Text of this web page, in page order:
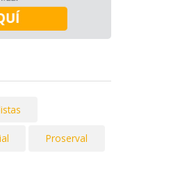
Proserval